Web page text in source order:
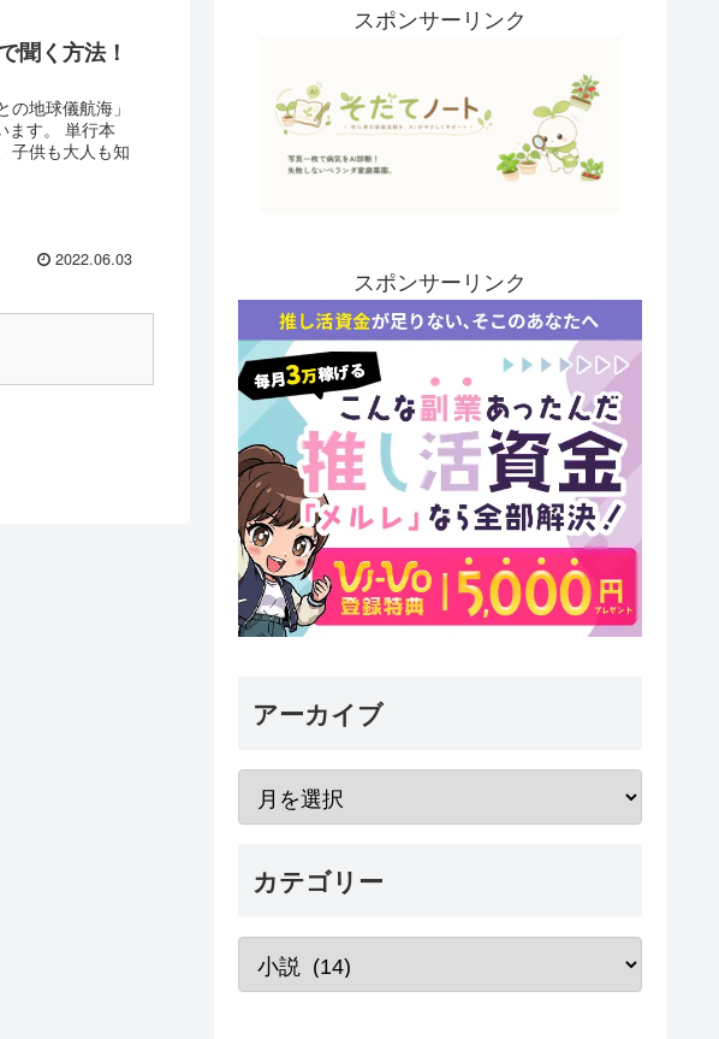
聞く方法！
地球儀航海」
ます。 単行本
子供も大人も知
2022.06.03
スポンサーリンク
スポンサーリンク
アーカイブ
カテゴリー